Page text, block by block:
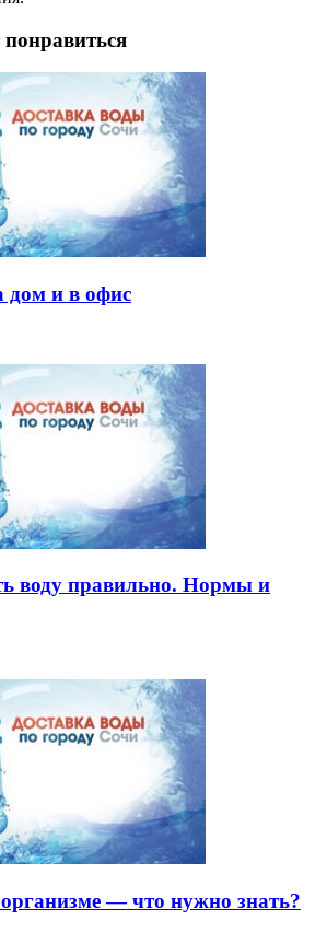
дом и в офис
воду правильно. Нормы и
— что нужно знать?